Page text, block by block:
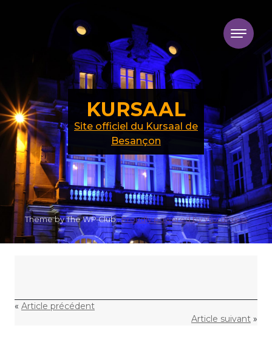
« Article précédent
Article suivant »
KURSAAL
Site officiel du Kursaal de
Besançon
Theme by The WP Club .Proudly powered by WordPress